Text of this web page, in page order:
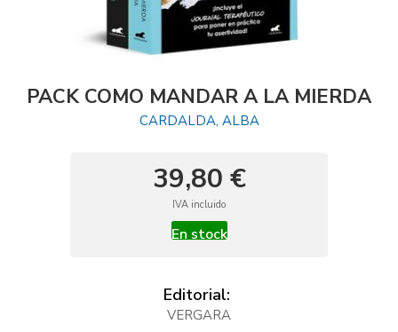
PACK COMO MANDAR A LA MIERDA
CARDALDA, ALBA
39,80 €
IVA incluido
En stock
Editorial:
VERGARA